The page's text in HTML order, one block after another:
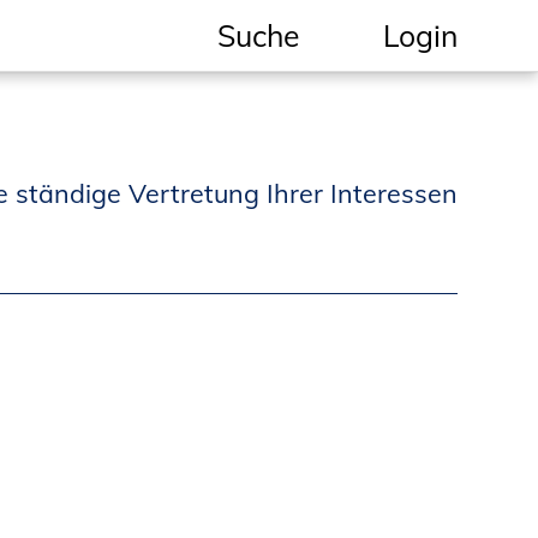
Suche
Informationen für
Login
ständige Vertretung Ihrer Interessen